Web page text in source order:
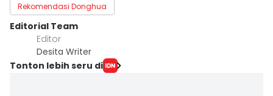
Rekomendasi Donghua
Editorial Team
Editor
Desita Writer
Tonton lebih seru di